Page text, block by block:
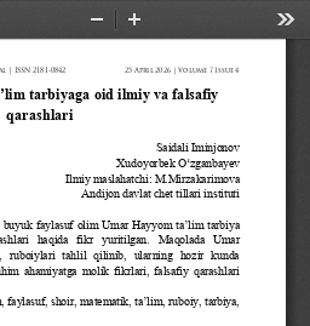
Zoom
tarbiyaga oid ilmiy va falsafiy
qarashlari
Saidali Iminjonov
Xudoyorbek O‘zganbayev
Ilmiy maslahatchi: M.Mirzakarimova
Andijon davlat chet tillari instituti
buyuk faylasuf olim Umar Hayyom ta’lim tarbiya
haqida  fikr  yuritilgan.  Maqolada  Umar
ruboiylari  tahlil  qilinib,  ularning  hozir  kunda
ahamiyatga molik fikrlari, falsafiy qarashlari
faylasuf, shoir, matematik, ta’lim, ruboiy, tarbiya,
| ISSN 2181-0842 25 April 2026 | Volume 7 Issue 4